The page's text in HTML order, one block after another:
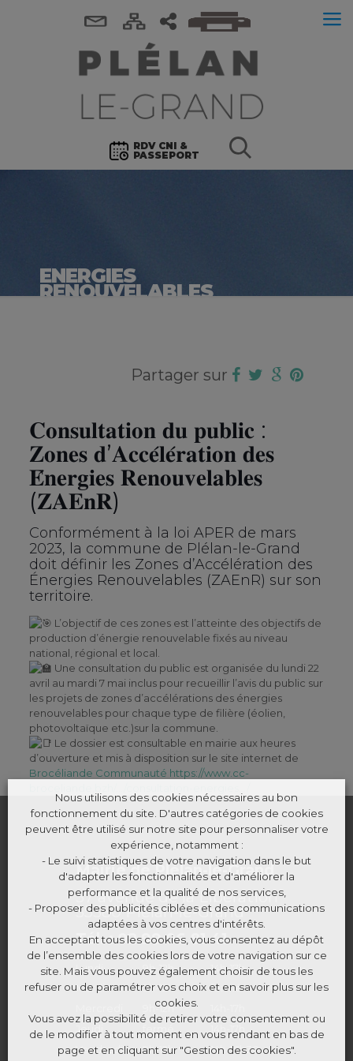
RDV CNI &
PASSEPORT
ENERGIES
RENOUVELABLES
Partager sur
𝐂𝐨𝐧𝐬𝐮𝐥𝐭𝐚𝐭𝐢𝐨𝐧 𝐝𝐮 𝐩𝐮𝐛𝐥𝐢𝐜 :
𝐙𝐨𝐧𝐞𝐬 𝐝’𝐀𝐜𝐜𝐞́𝐥𝐞́𝐫𝐚𝐭𝐢𝐨𝐧 𝐝𝐞𝐬
𝐄́𝐧𝐞𝐫𝐠𝐢𝐞𝐬 𝐑𝐞𝐧𝐨𝐮𝐯𝐞𝐥𝐚𝐛𝐥𝐞𝐬
(𝐙𝐀𝐄𝐧𝐑)
Conformément à la loi APER de mars
2023, la commune de Plélan-le-Grand
doit définir les Zones d’Accélération des
Énergies Renouvelables (ZAEnR) sur son
territoire.
L’objectif de ces zones est l’atteinte des objectifs de
production d’énergie renouvelable fixés au niveau
national, régional et local.
Une consultation du public est organisée du lundi 22
avril au mardi 7 mai inclus pour recueillir l’avis du public sur
les projets de zones d’accélérations des énergies
renouvelables pour chaque type de filière (éolien,
photovoltaïque etc.)sur la commune.
Le dossier est consultable en mairie aux heures
d’ouverture et mis à disposition sur le site internet de
Brocéliande Communauté https://www.cc-
Mairie de Plélan-le-Grand
37 avenue de la Libération
35380 Plélan-le-Grand
Tél. : 02 99 06 81 41
Lundi 9h-12h
14h-17h
Mardi
9h-12h
fermé
9h-12h
Jeudi
Vendredi
9h-12h
14h-16h30
Nous utilisons des cookies nécessaires au bon
fonctionnement du site. D'autres catégories de cookies
peuvent être utilisé sur notre site pour personnaliser votre
expérience, notamment :
- Le suivi statistiques de votre navigation dans le but
d'adapter les fonctionnalités et d'améliorer la
performance et la qualité de nos services,
- Proposer des publicités ciblées et des communications
adaptées à vos centres d'intérêts.
En acceptant tous les cookies, vous consentez au dépôt
de l’ensemble des cookies lors de votre navigation sur ce
site. Mais vous pouvez également choisir de tous les
refuser ou de paramétrer vos choix et en savoir plus sur les
cookies.
Vous avez la possibilité de retirer votre consentement ou
de le modifier à tout moment en vous rendant en bas de
page et en cliquant sur "Gestion des cookies".